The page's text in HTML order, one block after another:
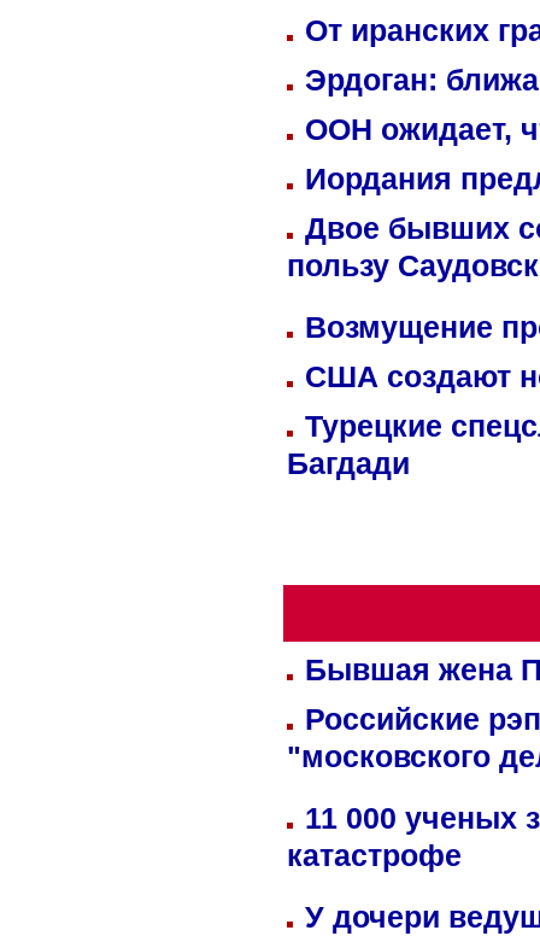
От иранских
Эрдоган:
ООН ожидает,
Иордания
Двое бывших
пользу
Возмущение
США создают
Турецкие
Багдади
Бывшая жена
Российские
"московского
11 000 ученых
катастрофе
У дочери